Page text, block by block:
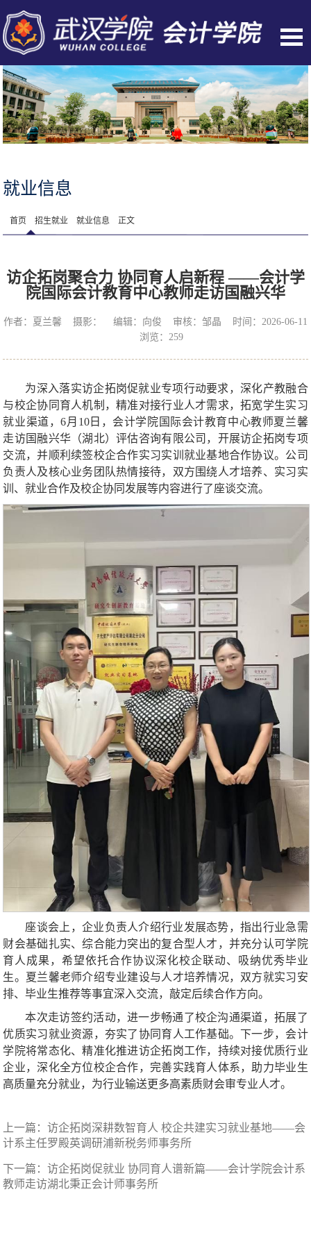
就业信息
首页 招生就业 就业信息 正文
访企拓岗聚合力 协同育人启新程 ——会计学
院国际会计教育中心教师走访国融兴华
作者：夏兰馨 摄影： 编辑：向俊 审核：邹晶 时间：2026-06-11
浏览： 259
为深入落实访企拓岗促就业专项行动要求，深化产教融合
与校企协同育人机制，精准对接行业人才需求，拓宽学生实习
就业渠道，6月10日，会计学院国际会计教育中心教师夏兰馨
走访国融兴华（湖北）评估咨询有限公司，开展访企拓岗专项
交流，并顺利续签校企合作实习实训就业基地合作协议。公司
负责人及核心业务团队热情接待，双方围绕人才培养、实习实
训、就业合作及校企协同发展等内容进行了座谈交流。
座谈会上，企业负责人介绍行业发展态势，指出行业急需
财会基础扎实、综合能力突出的复合型人才，并充分认可学院
育人成果，希望依托合作协议深化校企联动、吸纳优秀毕业
生。夏兰馨老师介绍专业建设与人才培养情况，双方就实习安
排、毕业生推荐等事宜深入交流，敲定后续合作方向。
本次走访签约活动，进一步畅通了校企沟通渠道，拓展了
优质实习就业资源，夯实了协同育人工作基础。下一步，会计
学院将常态化、精准化推进访企拓岗工作，持续对接优质行业
企业，深化全方位校企合作，完善实践育人体系，助力毕业生
高质量充分就业，为行业输送更多高素质财会审专业人才。
上一篇：访企拓岗深耕数智育人 校企共建实习就业基地——会
计系主任罗殿英调研浦新税务师事务所
下一篇：访企拓岗促就业 协同育人谱新篇——会计学院会计系
教师走访湖北秉正会计师事务所